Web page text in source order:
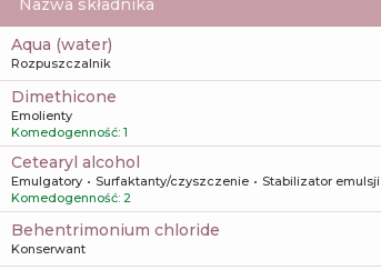
aqua (water)
Rozpuszczalnik
dimethicone
Emolienty
Komedogenność: 1
cetearyl alcohol
Emulgatory Surfaktanty/czyszczenie Stabilizator emulsji
Komedogenność: 2
behentrimonium chloride
Konserwant